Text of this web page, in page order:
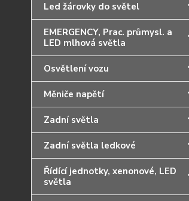
Led žárovky do světel
EMERGENCY, Prac. průmysl. a
LED mlhová světla
Osvětlení vozu
Měniče napětí
Zadní světla
Zadní světla ledkové
Řídící jednotky, xenonové, LED
světla